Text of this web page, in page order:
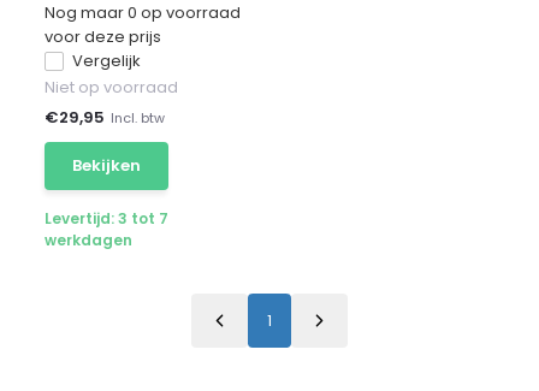
Nog maar 0 op voorraad
voor deze prijs
Vergelijk
Niet op voorraad
€29,95 Incl. btw
Bekijken
Levertijd: 3 tot 7
werkdagen
1